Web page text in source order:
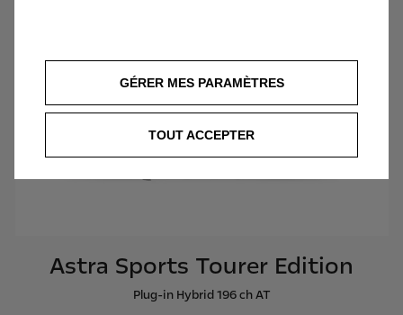
Astra Sports Tourer Edition
Plug-in Hybrid 196 ch AT
GÉRER MES PARAMÈTRES
TOUT ACCEPTER